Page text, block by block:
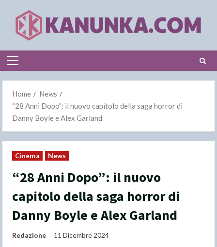
content
Primary
Home
News
“28 Anni Dopo”: il nuovo capitolo della saga horror di
Danny Boyle e Alex Garland
Cinema News
“28 Anni Dopo”: il nuovo
capitolo della saga horror di
Danny Boyle e Alex Garland
Redazione 11 Dicembre 2024